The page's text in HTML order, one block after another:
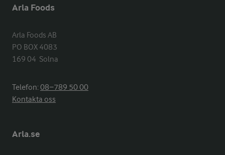
Arla Foods
Arla Foods AB
PO BOX 4083
169 04  Solna
Telefon:08−789 50 00
Kontakta oss
Arla.se